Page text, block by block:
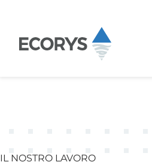
IL NOSTRO LAVORO